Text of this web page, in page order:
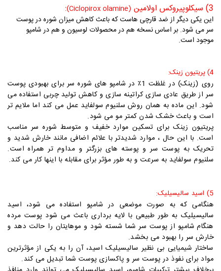
3) سیکلوپیروکس اولامین (Ciclopirox olamine)
:
این یکی دیگر از ضد قارچی هاست که باعث کاهش میزان شوره در پوست
سر می شود. بر اساس نسخه هم در محصولات لوسیون و هم در شامپو
موجود است.
4) پریتیون زینک :
روی (زینک) در غلظت 1٪ در شامپو های شوره سر برای بهبودی پوست
سر از طریق عادی سازی کراتینه سازی و کاهش تولید چربی استفاده می
شود. این ماده به همان روش سلنیوم سولفاید عمل می کند اما ملایم تر
است و باعث خشک شدن کمتر مو می شود.
پریتیون زینک برای تسکین موارد خفیف و متوسط شوره سر مناسب
است. با این حال ، موارد شدیدتر با علائم اضافی مانند خارش شدید و
تحریک به پوست سر و پوسته های بزرگتر و مداوم تر همراه است.
سلنیوم سولفاید به سرعت و به طور مؤثر برای مقابله با اینها کار می کند.
5) اسید سالیسیلیک:
هنگامی که به صورت موضعی در شامپو استفاده می شود، اسید
سالیسیلیک به طور طبیعی با لایه برداری باعث می شود پوست مرده
هنگام شامپو از پوست سر شما شسته شود و موهایتان را حالت دهد و
خارش سر را بهبود می بخشد.
ساختار شیمیایی بی نظیر سالیسیلیک اسید، آن را به یکی از مؤثرترین
مواد برای نفوذ در پوست سر و پاکسازی پوست شما تبدیل می کند.